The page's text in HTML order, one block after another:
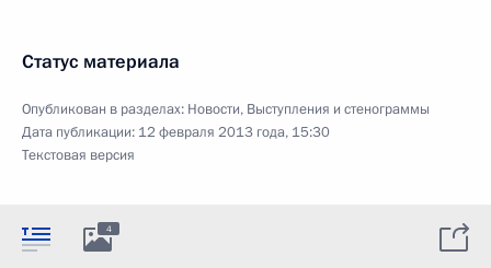
Статус материала
Опубликован в разделах: Новости, Выступления и стенограммы
Дата публикации: 12 февраля 2013 года, 15:30
Текстовая версия
4